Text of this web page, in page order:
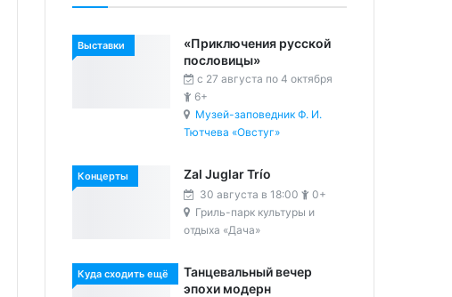
Выставки
«Приключения русской
пословицы»
c 27 августа по 4 октября
6+
Музей-заповедник Ф. И.
Тютчева «Овстуг»
Концерты Zal Juglar Trío
30 августа в 18:00
0+
Гриль-парк культуры и
отдыха «Дача»
Куда сходить ещё
Танцевальный вечер
эпохи модерн